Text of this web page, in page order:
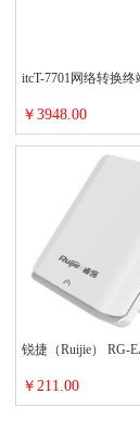
itcT-7701网络转换终
￥3948.00
锐捷（Ruijie） RG-
面板企业级wifi无线
￥211.00